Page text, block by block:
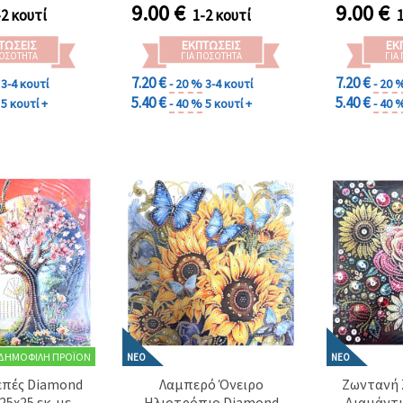
LT-3537
κουτί
3-4 κουτί
5 κουτί +
9.00€ 1-2 κουτί
ΕΚΠΤΏΣΕΙΣ
ΓΙΑ ΠΟΣΌΤΗΤΑ
7.20 €- 20 %3-4 κουτί
5.40 €- 40 %5 κουτί +
9.00€
7.20 €- 20
5.40 €- 40
ΠΡΟΪΌΝ
Diamond
ΝΈΟ
Λαμπερό Όνειρο
ΝΈΟ
Ζωντανή